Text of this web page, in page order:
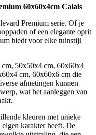
60x60x4cm Calais
Premium serie. Of je
of een elegante oprit
biedt voor elke tuinstijl
50x50x4 cm, 60x60x4
cm, 60x60x6 cm die
afmetingen kunnen
wat het aanleggen van
kleuren met unieke
karakter heeft. De